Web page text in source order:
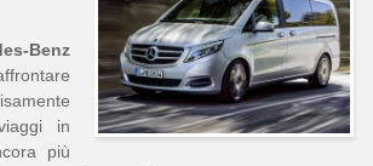
Benz
in
più